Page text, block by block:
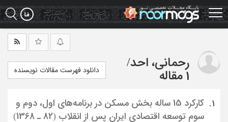
Skip
to
main
رحمانی، احد/
1 مقاله
دانلود فهرست مقالات نویسنده
1.
کارکرد 15 ساله بخش مسکن در برنامه‌های اول، دوم و
سوم توسعه اقتصادی ایران پس از انقلاب (82 ـ 1368)